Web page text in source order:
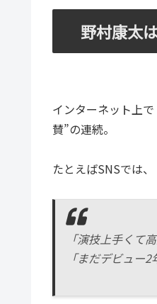
野村康太
インターネット上
賛”の連続。
たとえばSNSでは、
「演技上手くて
「まだデビュー